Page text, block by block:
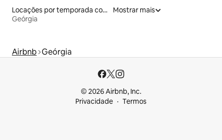
Locações por temporada com piscina
Geórgia
Mostrar mais
Airbnb Geórgia
© 2026 Airbnb, Inc.
Privacidade
Termos